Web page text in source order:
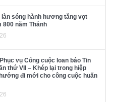
sóng hành hương tăng vọt
800 năm Thánh
vụ Công cuộc loan báo Tin
thứ VII – Khép lại trong hiệp
đi mới cho công cuộc huấn